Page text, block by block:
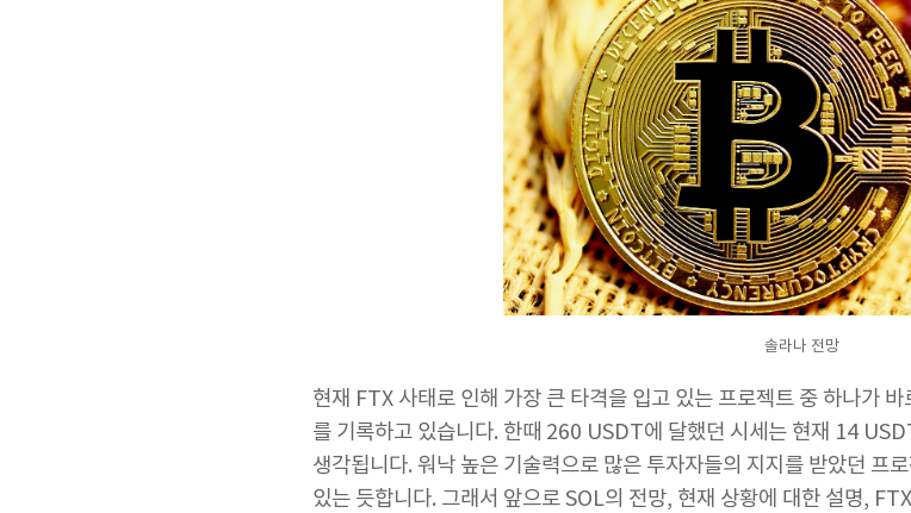
솔라나 전망
현재 FTX 사태로 인해 가장 큰 타격을 입고 있는 프로젝트 중 하나가
를 기록하고 있습니다. 한때 260 USDT에 달했던 시세는 현재 14
생각됩니다. 워낙 높은 기술력으로 많은 투자자들의 지지를 받았던 프
있는 듯합니다. 그래서 앞으로 SOL의 전망, 현재 상황에 대한 설명,